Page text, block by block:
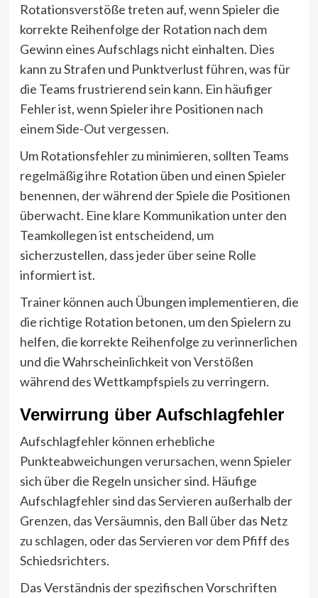
Rotationsverstöße treten auf, wenn Spieler die
korrekte Reihenfolge der Rotation nach dem
Gewinn eines Aufschlags nicht einhalten. Dies
kann zu Strafen und Punktverlust führen, was für
die Teams frustrierend sein kann. Ein häufiger
Fehler ist, wenn Spieler ihre Positionen nach
einem Side-Out vergessen.
Um Rotationsfehler zu minimieren, sollten Teams
regelmäßig ihre Rotation üben und einen Spieler
benennen, der während der Spiele die Positionen
überwacht. Eine klare Kommunikation unter den
Teamkollegen ist entscheidend, um
sicherzustellen, dass jeder über seine Rolle
informiert ist.
Trainer können auch Übungen implementieren, die
die richtige Rotation betonen, um den Spielern zu
helfen, die korrekte Reihenfolge zu verinnerlichen
und die Wahrscheinlichkeit von Verstößen
während des Wettkampfspiels zu verringern.
Verwirrung über Aufschlagfehler
Aufschlagfehler können erhebliche
Punkteabweichungen verursachen, wenn Spieler
sich über die Regeln unsicher sind. Häufige
Aufschlagfehler sind das Servieren außerhalb der
Grenzen, das Versäumnis, den Ball über das Netz
zu schlagen, oder das Servieren vor dem Pfiff des
Schiedsrichters.
Das Verständnis der spezifischen Vorschriften